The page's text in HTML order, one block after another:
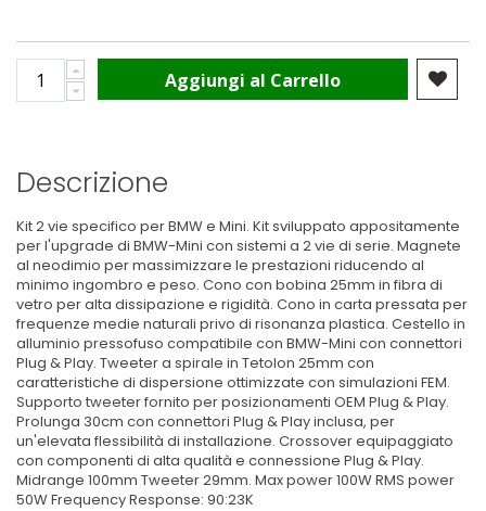
Aggiungi al Carrello
Descrizione
Kit 2 vie specifico per BMW e Mini. Kit sviluppato appositamente
per l'upgrade di BMW-Mini con sistemi a 2 vie di serie. Magnete
al neodimio per massimizzare le prestazioni riducendo al
minimo ingombro e peso. Cono con bobina 25mm in fibra di
vetro per alta dissipazione e rigidità. Cono in carta pressata per
frequenze medie naturali privo di risonanza plastica. Cestello in
alluminio pressofuso compatibile con BMW-Mini con connettori
Plug & Play. Tweeter a spirale in Tetolon 25mm con
caratteristiche di dispersione ottimizzate con simulazioni FEM.
Supporto tweeter fornito per posizionamenti OEM Plug & Play.
Prolunga 30cm con connettori Plug & Play inclusa, per
un'elevata flessibilità di installazione. Crossover equipaggiato
con componenti di alta qualità e connessione Plug & Play.
Midrange 100mm Tweeter 29mm. Max power 100W RMS power
50W Frequency Response: 90:23K